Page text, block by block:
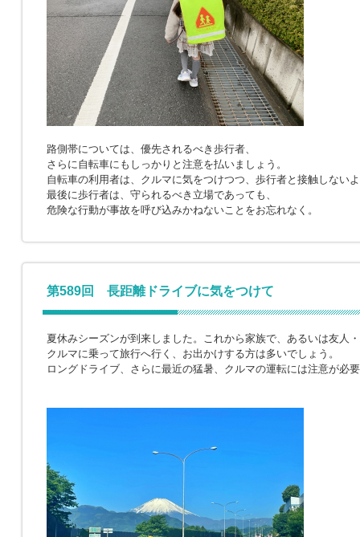
路側帯については、優先されるべき歩行者、
さらに自転車にもしっかりと注意を払いましょう。
自転車の利用者は、クルマに気をつけつつ、歩行者と接触しない
最後に歩行者は、守られるべき立場であっても、
危険な行動が事故を呼び込みかねないことをお忘れなく。
第589回 長距離ドライブに気をつけて
夏休みシーズンが到来しました。これから家族で、あるいは友人
クルマに乗って旅行へ行く、お出かけする方は多いでしょう。
ロングドライブ、さらに最近の猛暑、クルマの運転には注意が必